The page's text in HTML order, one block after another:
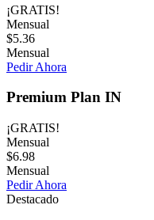
¡GRATIS!
Mensual
$5.36
Mensual
Pedir Ahora
Premium Plan IN
¡GRATIS!
Mensual
$6.98
Mensual
Pedir Ahora
Destacado